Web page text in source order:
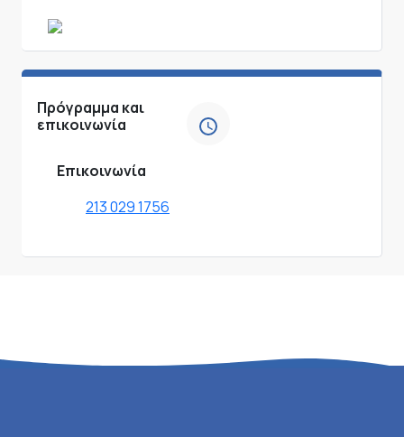
Πρόγραμμα και
επικοινωνία
Επικοινωνία
213 029 1756